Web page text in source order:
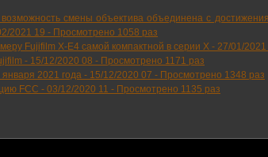
смены объектива объединена с
2021 19 - Просмотрено 1058 раз
Fujifilm X-E4 самой компактной в серии Х - 27/01/2021
- 15/12/2020 08 - Просмотрено 1171 раз
2021 года - 15/12/2020 07 - Просмотрено 1348 раз
FCC - 03/12/2020 11 - Просмотрено 1135 раз